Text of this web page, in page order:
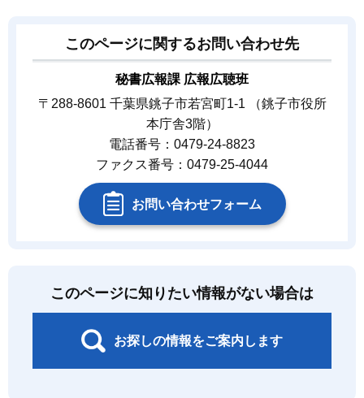
このページに関するお問い合わせ先
秘書広報課 広報広聴班
〒288-8601 千葉県銚子市若宮町1-1 （銚子市役所
本庁舎3階）
電話番号：0479-24-8823
ファクス番号：0479-25-4044
お問い合わせフォーム
このページに知りたい情報がない場合は
お探しの情報をご案内します